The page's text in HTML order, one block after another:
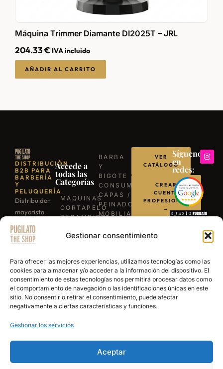
Gestionar consentimiento
Para ofrecer las mejores experiencias, utilizamos tecnologías como las
cookies para almacenar y/o acceder a la información del dispositivo. El
consentimiento de estas tecnologías nos permitirá procesar datos como
el comportamiento de navegación o las identificaciones únicas en este
sitio. No consentir o retirar el consentimiento, puede afectar
negativamente a ciertas características y funciones.
Gestionar los servicios
Aceptar
Máquina Trimmer Diamante DI2025T – JRL
204.33€ IVA incluido
AÑADIR AL CARRITO
DISTRIBUCIÓN
B2B PARA
BARBERÍA
Y
PELUQUERÍA
Distribuidor
mayorista
para
profesionales
de la
barbería y
peluquería.
Más de 15
años
abasteciendo
mejores
Accede a
todas las
Categorías
MÁQUINAS
CORTAPELO
RECAMBIOS
REPUESTOS
NAVAJAS
BARBERÍA
SECADORES
PRODUCTOS
DE
BARBA
Y
BIGOTE
CONSUMIBLES
CAPAS /
PEINADORES
MOBILIARIO
BARBACOAS
VER
CATÁLOGO
CREAR
CUENTA
PROFESIONAL
→
POR
WHATSAPP
Síguenos
en
redes: